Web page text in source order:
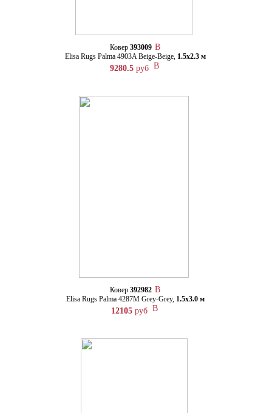
Ковер 393009
Elisa Rugs Palma 4903A Beige-Beige, 1.5х2.3 м
9280.5 руб
Ковер 392982
Elisa Rugs Palma 4287M Grey-Grey, 1.5х3.0 м
12105 руб